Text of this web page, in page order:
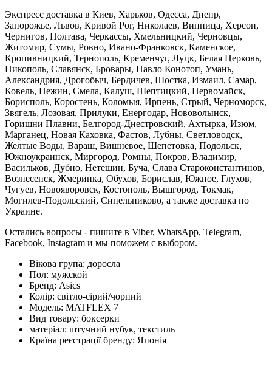
Экспресс доставка в Киев, Харьков, Одесса, Днепр,
Запорожье, Львов, Кривой Рог, Николаев, Винница, Херсон,
Чернигов, Полтава, Черкассы, Хмельницкий, Черновцы,
Житомир, Сумы, Ровно, Ивано-Франковск, Каменское,
Кропивницкий, Тернополь, Кременчуг, Луцк, Белая Церковь,
Никополь, Славянск, Бровары, Павло Конотоп, Умань,
Александрия, Дрогобыч, Бердичев, Шостка, Измаил, Самар,
Ковель, Нежин, Смела, Калуш, Шептицкий, Первомайск,
Борисполь, Коростень, Коломыя, Ирпень, Стрый, Черноморск,
Звягель, Лозовая, Прилуки, Енергодар, Нововолынск,
Горишни Плавни, Белгород-Днестровский, Ахтырка, Изюм,
Марганец, Новая Каховка, Фастов, Лубны, Светловодск,
Желтые Воды, Вараш, Вишневое, Шепетовка, Подольск,
Южноукраинск, Миргород, Ромны, Покров, Владимир,
Васильков, Дубно, Нетешин, Буча, Слава Староконстантинов,
Вознесенск, Жмеринка, Обухов, Борислав, Южное, Глухов,
Чугуев, Новояворовск, Костополь, Вышгород, Токмак,
Могилев-Подольский, Синельниково, а также доставка по
Украине.
Остались вопросы - пишите в Viber, WhatsApp, Telegram,
Facebook, Instagram и мы поможем с выбором.
Вікова група: доросла
Пол: мужской
Бренд: Asics
Колір: світло-сірий/чорний
Модель: MATFLEX 7
Вид товару: боксерки
матеріал: штучний нубук, текстиль
Країна реєстрації бренду: Японія